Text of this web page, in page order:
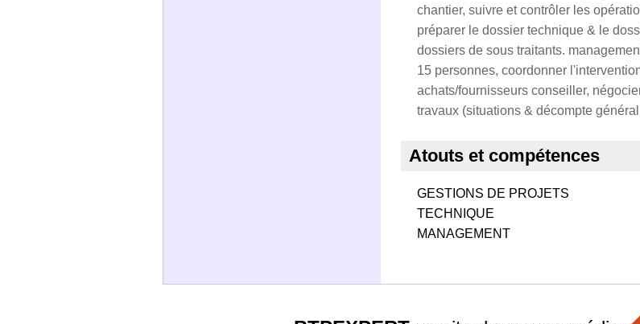
chantier, suivre et contrôler les
préparer le dossier technique & le
dossiers de sous traitants.
15 personnes, coordonner
achats/fournisseurs conseiller,
travaux (situations & décompte
Atouts et compétences
GESTIONS DE PROJETS
TECHNIQUE
MANAGEMENT